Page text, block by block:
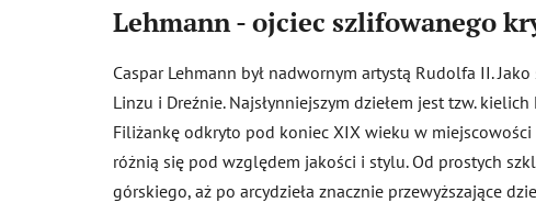
Lehmann - ojciec szlifowanego
Caspar Lehmann był nadwornym artystą Rudolfa II.
Linzu i Dreźnie. Najsłynniejszym dziełem jest tzw.
Filiżankę odkryto pod koniec XIX wieku w
różnią się pod względem jakości i stylu. Od prostych
górskiego, aż po arcydzieła znacznie przewyższające